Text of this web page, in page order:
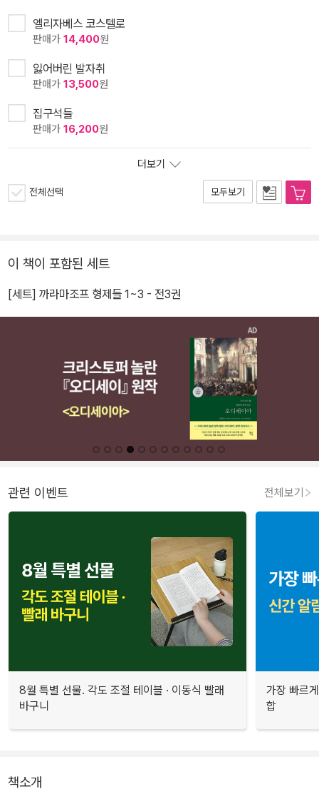
엘리자베스 코스텔로
판매가 14,400원
잃어버린 발자취
판매가 13,500원
집구석들
판매가 16,200원
더보기
전체선택 모두보기
이 책이 포함된 세트
[세트] 까라마조프 형제들 1~3 - 전3권
관련 이벤트 전체보기
8월 특별 선물. 각도 조절 테이블 · 이동식 빨래
바구니
가장 빠르
합
책소개